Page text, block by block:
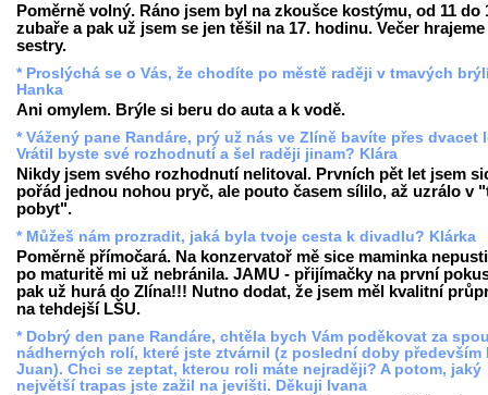
Poměrně volný. Ráno jsem byl na zkoušce kostýmu, od 11 do
zubaře a pak už jsem se jen těšil na 17. hodinu. Večer
sestry.
* Proslýchá se o Vás, že chodíte po městě raději v tmavých
Hanka
Ani omylem. Brýle si beru do auta a k vodě.
* Vážený pane Randáre, prý už nás ve Zlíně bavíte přes dvacet
Vrátil byste své rozhodnutí a šel raději jinam? Klára
Nikdy jsem svého rozhodnutí nelitoval. Prvních pět let jsem
pořád jednou nohou pryč, ale pouto časem sílilo, až uzrálo v
pobyt".
* Můžeš nám prozradit, jaká byla tvoje cesta k divadlu? Klárka
Poměrně přímočará. Na konzervatoř mě sice maminka
po maturitě mi už nebránila. JAMU - přijímačky na první
pak už hurá do Zlína!!! Nutno dodat, že jsem měl kvalitní
na tehdejší LŠU.
* Dobrý den pane Randáre, chtěla bych Vám poděkovat za
nádherných rolí, které jste ztvárnil (z poslední doby především
Juan). Chci se zeptat, kterou roli máte nejraději? A potom, jaký
největší trapas jste zažil na jevišti. Děkuji Ivana